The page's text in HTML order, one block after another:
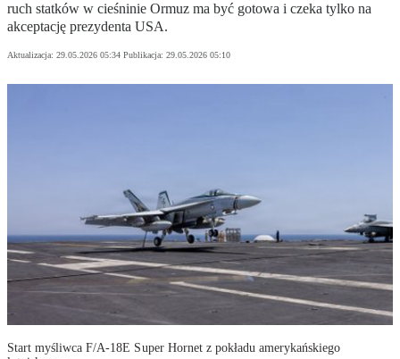
ruch statków w cieśninie Ormuz ma być gotowa i czeka tylko na
akceptację prezydenta USA.
Aktualizacja: 29.05.2026 05:34 Publikacja: 29.05.2026 05:10
Start myśliwca F/A-18E Super Hornet z pokładu amerykańskiego